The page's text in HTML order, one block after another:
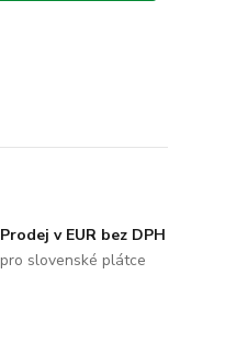
Prodej v EUR bez DPH
pro slovenské plátce